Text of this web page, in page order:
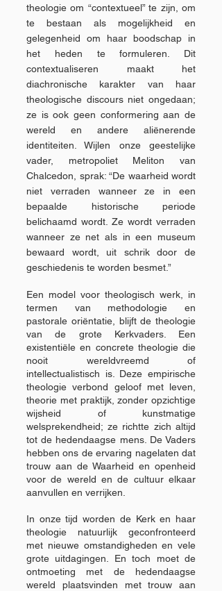
theologie om “contextueel” te zijn, om
te bestaan als mogelijkheid en
gelegenheid om haar boodschap in
het heden te formuleren. Dit
contextualiseren maakt het
diachronische karakter van haar
theologische discours niet ongedaan;
ze is ook geen conformering aan de
wereld en andere aliënerende
identiteiten. Wijlen onze geestelijke
vader, metropoliet Meliton van
Chalcedon, sprak: “De waarheid wordt
niet verraden wanneer ze in een
bepaalde historische periode
belichaamd wordt. Ze wordt verraden
wanneer ze net als in een museum
bewaard wordt, uit schrik door de
geschiedenis te worden besmet.”
Een model voor theologisch werk, in
termen van methodologie en
pastorale oriëntatie, blijft de theologie
van de grote Kerkvaders. Een
existentiële en concrete theologie die
nooit wereldvreemd of
intellectualistisch is. Deze empirische
theologie verbond geloof met leven,
theorie met praktijk, zonder opzichtige
wijsheid of kunstmatige
welsprekendheid; ze richtte zich altijd
tot de hedendaagse mens. De Vaders
hebben ons de ervaring nagelaten dat
trouw aan de Waarheid en openheid
voor de wereld en de cultuur elkaar
aanvullen en verrijken.
In onze tijd worden de Kerk en haar
theologie natuurlijk geconfronteerd
met nieuwe omstandigheden en vele
grote uitdagingen. En toch moet de
ontmoeting met de hedendaagse
wereld plaatsvinden met trouw aan